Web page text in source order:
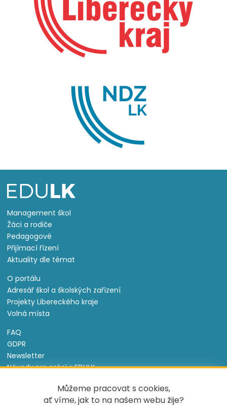
Můžeme pracovat s cookies,
ať víme, jak to na našem webu žije?
Management škol
Žáci a rodiče
Pedagogové
Přijímací řízení
Aktuality dle témat
O portálu
Adresář škol a školských zařízení
Projekty Libereckého kraje
Volná místa
FAQ
GDPR
Newsletter
Návody pro práci s EDULK
Nastavení cookies
Informace o souborech cookie